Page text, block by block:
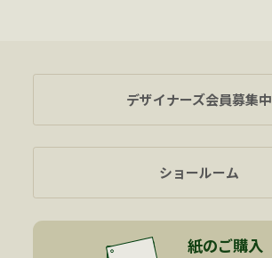
デザイナーズ会員募集中
ショールーム
紙のご購入